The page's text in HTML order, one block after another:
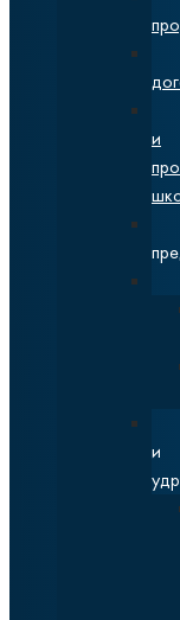
и
и